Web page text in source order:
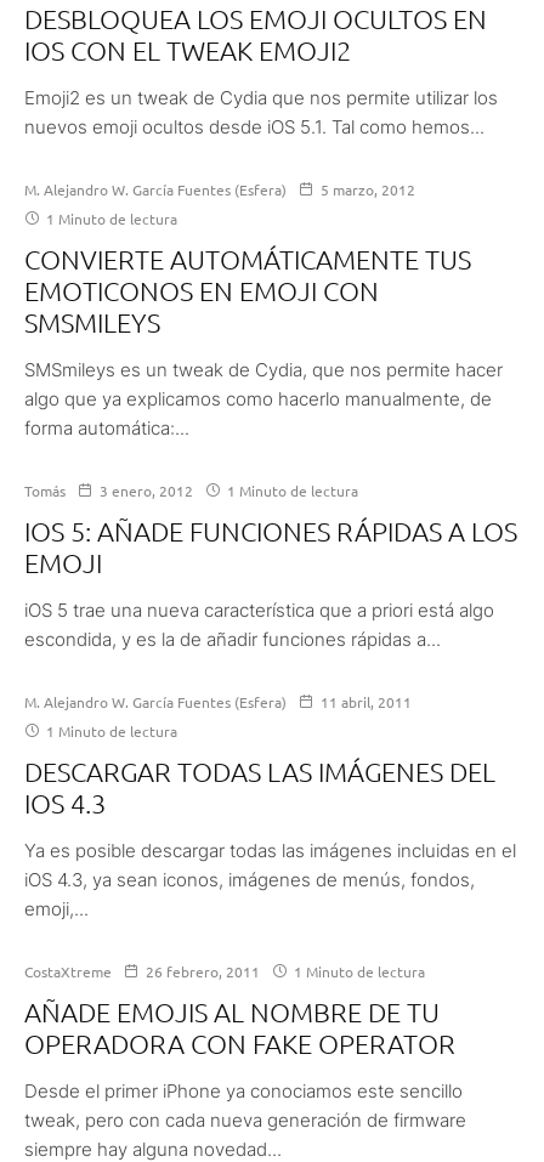
DESBLOQUEA LOS EMOJI OCULTOS EN
IOS CON EL TWEAK EMOJI2
Emoji2 es un tweak de Cydia que nos permite utilizar los
nuevos emoji ocultos desde iOS 5.1. Tal como hemos...
M. Alejandro W. García Fuentes (Esfera)
5 marzo, 2012
1 Minuto de lectura
CONVIERTE AUTOMÁTICAMENTE TUS
EMOTICONOS EN EMOJI CON
SMSMILEYS
SMSmileys es un tweak de Cydia, que nos permite hacer
algo que ya explicamos como hacerlo manualmente, de
forma automática:...
Tomás 3 enero, 2012 1 Minuto de lectura
IOS 5: AÑADE FUNCIONES RÁPIDAS A LOS
EMOJI
iOS 5 trae una nueva característica que a priori está algo
escondida, y es la de añadir funciones rápidas a...
M. Alejandro W. García Fuentes (Esfera)
11 abril, 2011
1 Minuto de lectura
DESCARGAR TODAS LAS IMÁGENES DEL
IOS 4.3
Ya es posible descargar todas las imágenes incluidas en el
iOS 4.3, ya sean iconos, imágenes de menús, fondos,
emoji,...
CostaXtreme 26 febrero, 2011 1 Minuto de lectura
AÑADE EMOJIS AL NOMBRE DE TU
OPERADORA CON FAKE OPERATOR
Desde el primer iPhone ya conociamos este sencillo
tweak, pero con cada nueva generación de firmware
siempre hay alguna novedad...